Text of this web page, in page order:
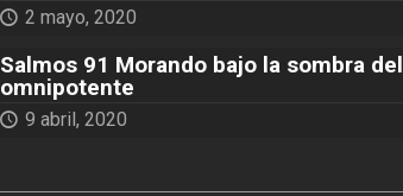
2 mayo, 2020
Salmos 91 Morando bajo la sombra del
omnipotente
9 abril, 2020